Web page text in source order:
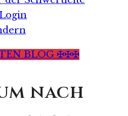
BLOG ✠✠✠
nach